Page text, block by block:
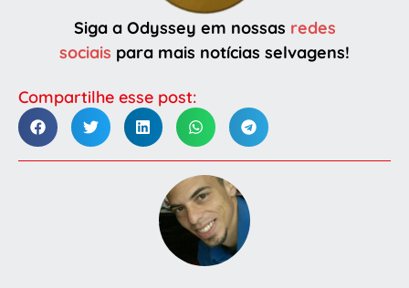
Siga a Odyssey em nossas redes
sociais para mais notícias selvagens!
Compartilhe esse post: